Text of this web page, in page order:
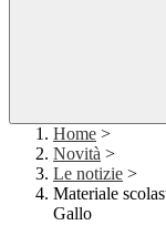
Home >
Novità >
Le notizie >
Materiale
Gallo